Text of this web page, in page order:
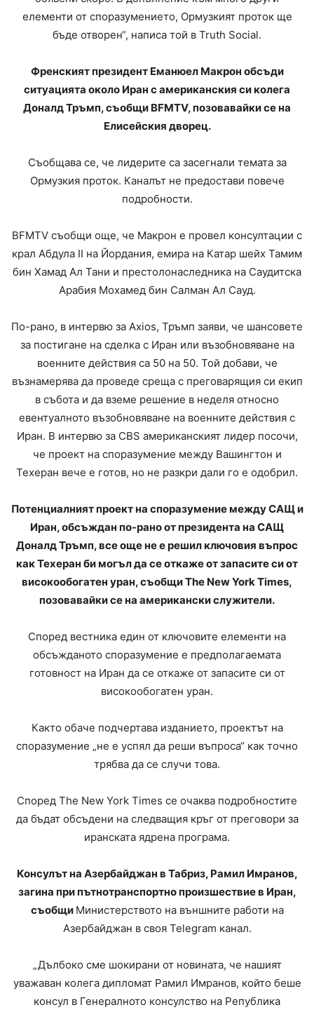
елементи от споразумението, Ормузкият проток ще
бъде отворен“, написа той в Truth Social.
Френският президент Еманюел Макрон обсъди
ситуацията около Иран с американския си колега
Доналд Тръмп, съобщи BFMTV, позовавайки се на
Елисейския дворец.
Съобщава се, че лидерите са засегнали темата за
Ормузкия проток. Каналът не предостави повече
подробности.
BFMTV съобщи още, че Макрон е провел консултации с
крал Абдула II на Йордания, емира на Катар шейх Тамим
бин Хамад Ал Тани и престолонаследника на Саудитска
Арабия Мохамед бин Салман Ал Сауд.
По-рано, в интервю за Axios, Тръмп заяви, че шансовете
за постигане на сделка с Иран или възобновяване на
военните действия са 50 на 50. Той добави, че
възнамерява да проведе среща с преговарящия си екип
в събота и да вземе решение в неделя относно
евентуалното възобновяване на военните действия с
Иран. В интервю за CBS американският лидер посочи,
че проект на споразумение между Вашингтон и
Техеран вече е готов, но не разкри дали го е одобрил.
Потенциалният проект на споразумение между САЩ и
Иран, обсъждан по-рано от президента на САЩ
Доналд Тръмп, все още не е решил ключовия въпрос
как Техеран би могъл да се откаже от запасите си от
високообогатен уран, съобщи The New York Times,
позовавайки се на американски служители.
Според вестника един от ключовите елементи на
обсъжданото споразумение е предполагаемата
готовност на Иран да се откаже от запасите си от
високообогатен уран.
Както обаче подчертава изданието, проектът на
споразумение „не е успял да реши въпроса“ как точно
трябва да се случи това.
Според The ​​New York Times се очаква подробностите
да бъдат обсъдени на следващия кръг от преговори за
иранската ядрена програма.
Консулът на Азербайджан в Табриз, Рамил Имранов,
загина при пътнотранспортно произшествие в Иран,
съобщи Министерството на външните работи на
Азербайджан в своя Telegram канал.
„Дълбоко сме шокирани от новината, че нашият
уважаван колега дипломат Рамил Имранов, който беше
консул в Генералното консулство на Република